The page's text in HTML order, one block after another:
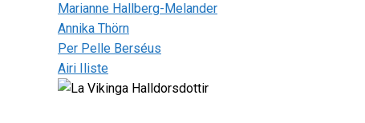
Marianne Hallberg-Melander
Annika Thörn
Per Pelle Berséus
Airi Iliste